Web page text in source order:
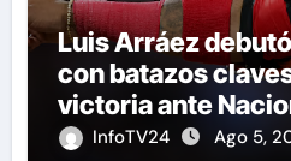
Luis Arráez
con batazos
victoria ante
InfoTV24 Ago 5,